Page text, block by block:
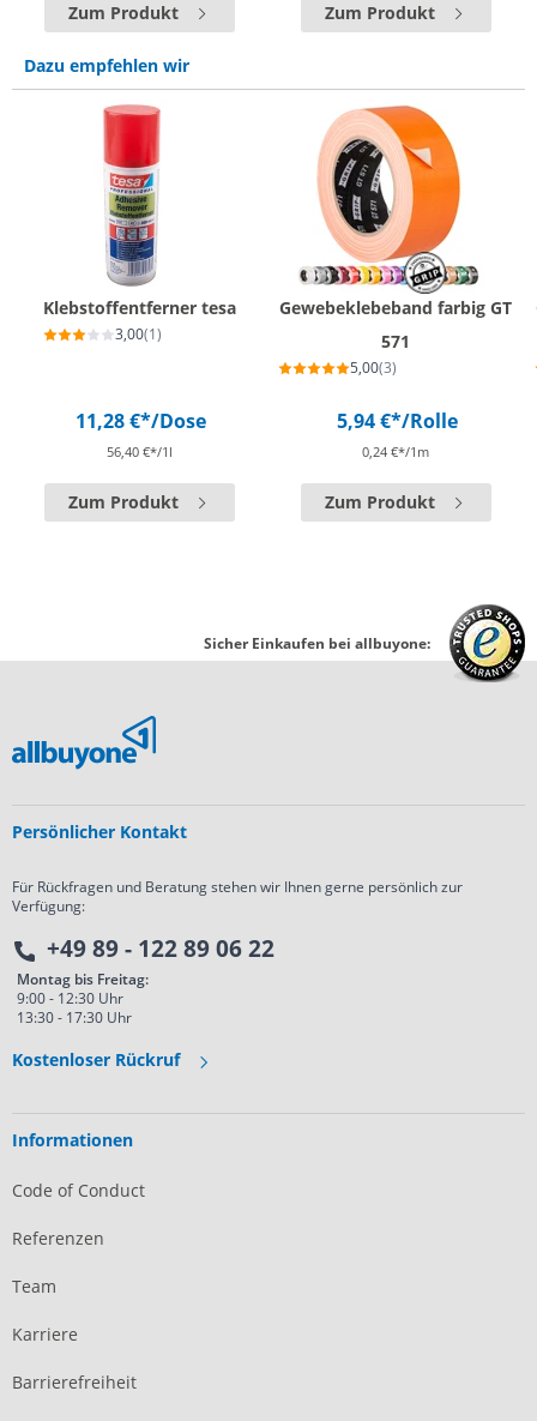
Zum Produkt Zum Produkt
Dazu empfehlen wir
Klebstoffentferner tesa
3,00(1)
11,28 €*/Dose
56,40 €*/1l
Zum Produkt
Gewebeklebeband farbig GT
571
5,00(3)
5,94 €*/Rolle
0,24 €*/1m
Zum Produkt
Sicher Einkaufen bei allbuyone:
Persönlicher Kontakt
Für Rückfragen und Beratung stehen wir Ihnen gerne persönlich zur
Verfügung:
+49 89 - 122 89 06 22
Montag bis Freitag:
9:00 - 12:30 Uhr
13:30 - 17:30 Uhr
Kostenloser Rückruf
Informationen
Code of Conduct
Referenzen
Team
Karriere
Barrierefreiheit